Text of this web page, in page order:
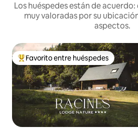
Los huéspedes están de
muy valoradas por su
aspectos.
Favorito entre huéspedes preferido
Favorito entre huéspedes